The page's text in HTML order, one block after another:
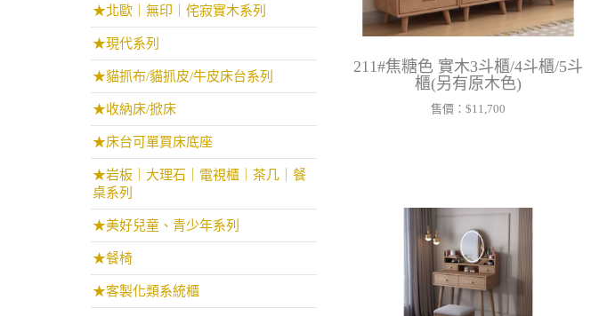
★北歐｜無印｜侘寂實木系列
★現代系列
★貓抓布/貓抓皮/牛皮床台系列
★收納床/掀床
★床台可單買床底座
★岩板｜大理石｜電視櫃｜茶几｜餐
桌系列
★美好兒童、青少年系列
★餐椅
★客製化類系統櫃
211#焦糖色 實木3斗櫃/4斗櫃/5斗
櫃(另有原木色)
售價： $11,700